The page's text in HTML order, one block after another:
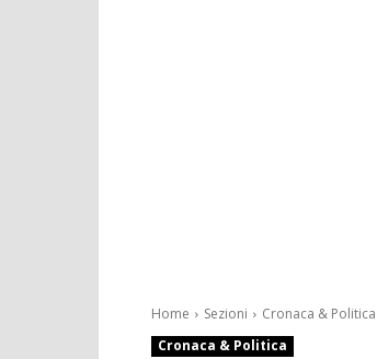
Home Sezioni Cronaca & Politica
Cronaca & Politica